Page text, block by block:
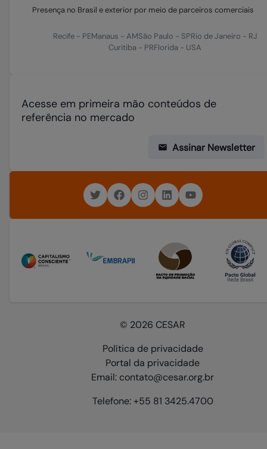
Presença no Brasil e exterior por meio de parceiros comerciais
Recife- PEManaus - AMSão Paulo - SPRio de Janeiro - RJ
Curitiba - PRFlorida - USA
Acesse em primeira mão conteúdos de
referência no mercado
Assinar Newsletter
© 2026 CESAR
Política de privacidade
Portal da privacidade
Email: contato@cesar.org.br
Telefone: +55 81 3425.4700